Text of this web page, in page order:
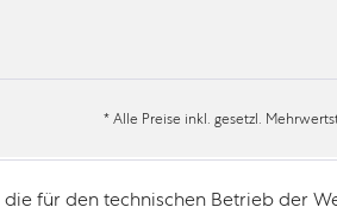
* Alle Preise inkl. gesetzl.
für den technischen Betrieb der